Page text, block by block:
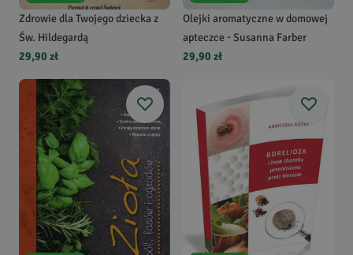
Zdrowie dla Twojego dziecka z
Św. Hildegardą
29,90 zł
Olejki aromatyczne w domowej
apteczce - Susanna Farber
29,90 zł